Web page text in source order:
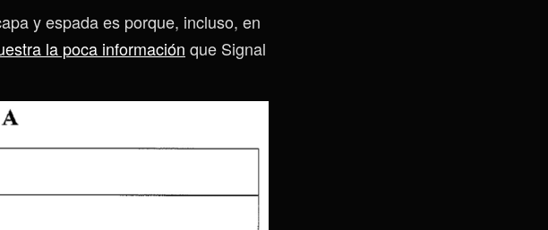
y espada es porque, incluso, en
la poca información que Signal